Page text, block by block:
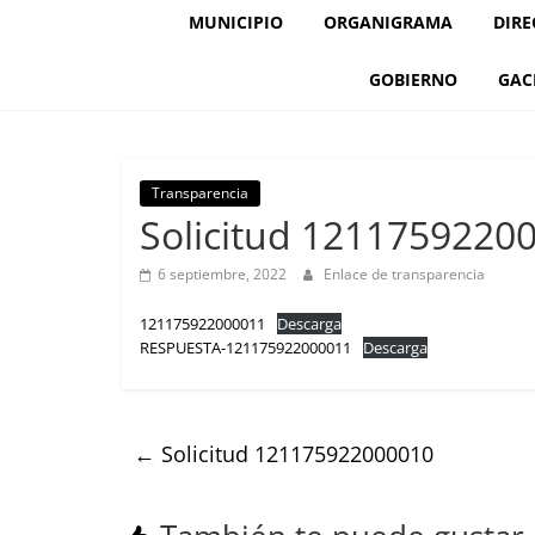
MUNICIPIO ORGANIGRAMA
GOBIERNO
Transparencia
Solicitud
6 septiembre, 2022 Enlace de transparencia
121175922000011
Descarga
RESPUESTA-121175922000011
Descarga
← Solicitud 121175922000010